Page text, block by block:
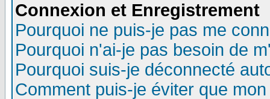
Connexion et Enregistrement
Pourquoi ne puis-je pas me
Pourquoi n'ai-je pas besoin de
Pourquoi suis-je déconnecté
Comment puis-je éviter que